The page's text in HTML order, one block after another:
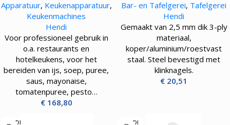
snelheid – 270W
Apparatuur, Keukenapparatuur,
Keukenmachines
Hendi
Voor professioneel gebruik in
o.a. restaurants en
hotelkeukens, voor het
bereiden van ijs, soep, puree,
saus, mayonaise,
tomatenpuree, pesto…
€168,80
Bar- en Tafelgerei, Tafelgerei
Hendi
Gemaakt van 2,5 mm dik 3-ply
materiaal,
koper/aluminium/roestvast
staal. Steel bevestigd met
klinknagels.
€ 20,51
HENDI HENDI